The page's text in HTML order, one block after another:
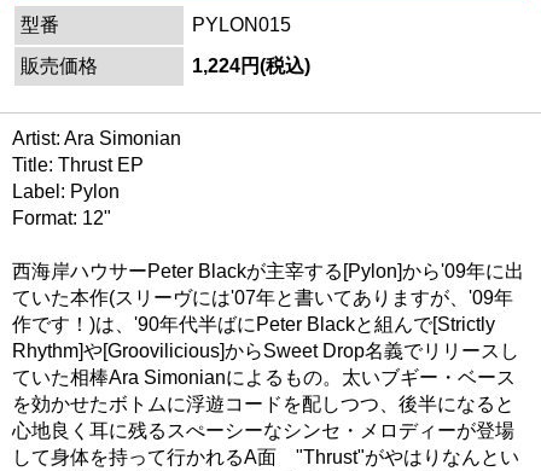
型番
PYLON015
販売価格
1,224円(税込)
Artist: Ara Simonian
Title: Thrust EP
Label: Pylon
Format: 12"
西海岸ハウサーPeter Blackが主宰する[Pylon]から'09年に出
ていた本作(スリーヴには'07年と書いてありますが、'09年
作です！)は、'90年代半ばにPeter Blackと組んで[Strictly
Rhythm]や[Groovilicious]からSweet Drop名義でリリースし
ていた相棒Ara Simonianによるもの。太いブギー・ベース
を効かせたボトムに浮遊コードを配しつつ、後半になると
心地良く耳に残るスぺーシーなシンセ・メロディーが登場
して身体を持って行かれるA面 "Thrust"がやはりなんとい